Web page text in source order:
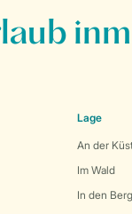
Lage
An der
Im Wald
In den